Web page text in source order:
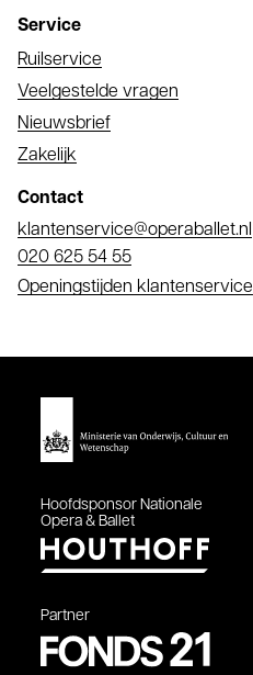
Service
Ruilservice
Veelgestelde vragen
Nieuwsbrief
Zakelijk
Contact
E-
mail
klantenservice@operaballet.nl
Telefoonnummer
020 625 54 55
Openingstijden klantenservice
Hoofdsponsor Nationale
Opera & Ballet
Partner